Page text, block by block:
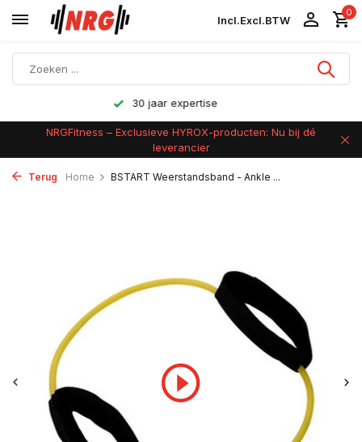
Incl.Excl.BTW
0
Achteraf betalen
NRGFitness – Exclusieve HYROX-producten: Nu bij dé
leverancier
Terug Home BSTART Weerstandsband - Ankle ...